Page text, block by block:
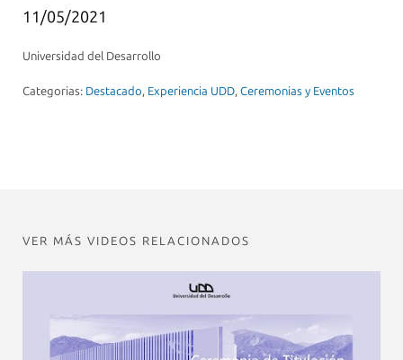
11/05/2021
Universidad del Desarrollo
Categorias: Destacado, Experiencia UDD, Ceremonias y Eventos
VER MÁS VIDEOS RELACIONADOS